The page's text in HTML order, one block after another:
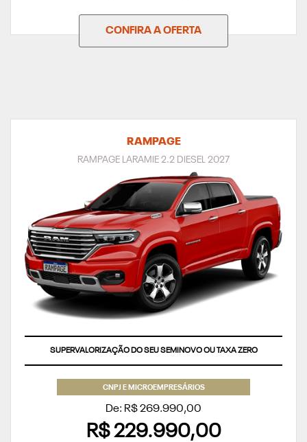
CONFIRA A OFERTA
RAMPAGE
RAMPAGE LARAMIE 2.2 DIESEL 2027
APROVEITE
CNPJ E MICROEMPRESÁRIOS
De: R$ 269.990,00
R$ 229.990,00